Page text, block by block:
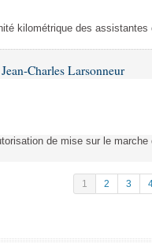
kilométrique des
Charles Larsonneur
de mise sur le
1 2 3